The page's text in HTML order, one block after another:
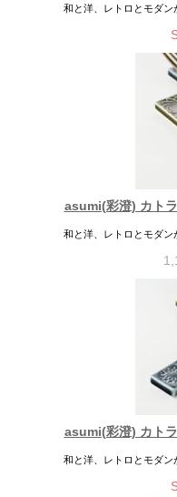
和と洋、レトロとモダ
asumi(彩澄) カト
和と洋、レトロとモダ
asumi(彩澄) カト
和と洋、レトロとモダ